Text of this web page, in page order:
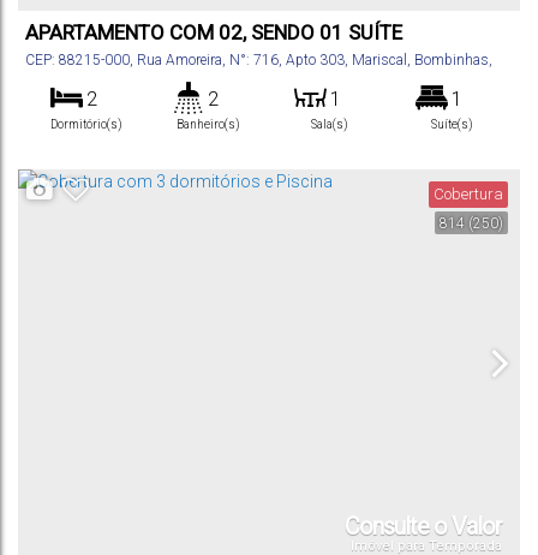
APARTAMENTO COM 02, SENDO 01 SUÍTE
CEP: 88215-000, Rua Amoreira, N°: 716, Apto 303, Mariscal , Bombinhas,
2
Dormitório(s)
2
Banheiro(s)
1
Sala(s)
1
Suíte(s)
Total: Vaga(s)
814 (250)
Cobertura
Consulte o Valor
Imóvel para Temporada